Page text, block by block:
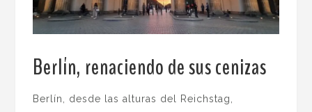
Berlín, renaciendo de sus cenizas
Berlín, desde las alturas del Reichstag,